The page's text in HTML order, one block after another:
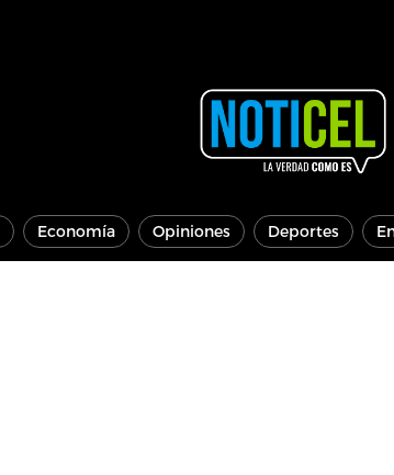
Economía Opiniones Deportes